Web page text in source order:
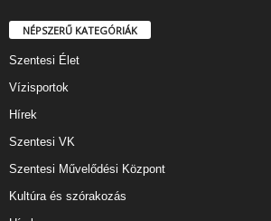
NÉPSZERŰ KATEGÓRIÁK
Szentesi Élet
Vízisportok
Hírek
Szentesi VK
Szentesi Művelődési Központ
Kultúra és szórakozás